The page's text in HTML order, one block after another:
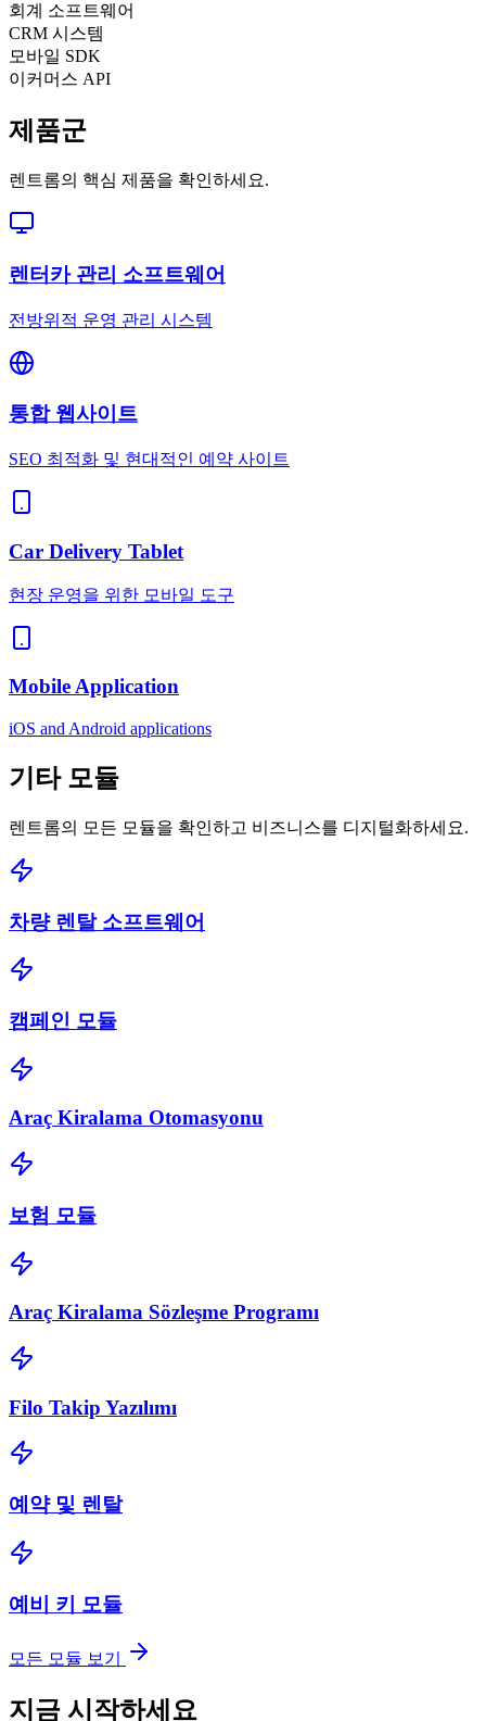
회계 소프트웨어
CRM 시스템
모바일 SDK
이커머스 API
제품군
렌트롬의 핵심 제품을 확인하세요.
렌터카 관리 소프트웨어
전방위적 운영 관리 시스템
통합 웹사이트
SEO 최적화 및 현대적인 예약 사이트
Car Delivery Tablet
현장 운영을 위한 모바일 도구
Mobile Application
iOS and Android applications
기타 모듈
렌트롬의 모든 모듈을 확인하고 비즈니스를 디지털화하세요.
차량 렌탈 소프트웨어
캠페인 모듈
Araç Kiralama Otomasyonu
보험 모듈
Araç Kiralama Sözleşme Programı
Filo Takip Yazılımı
예약 및 렌탈
예비 키 모듈
모든 모듈 보기
지금 시작하세요